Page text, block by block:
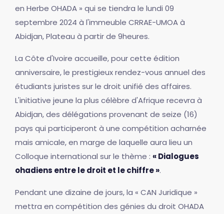
en Herbe OHADA » qui se tiendra le lundi 09
septembre 2024 à l'immeuble CRRAE-UMOA à
Abidjan, Plateau à partir de 9heures.
La Côte d'Ivoire accueille, pour cette édition
anniversaire, le prestigieux rendez-vous annuel des
étudiants juristes sur le droit unifié des affaires.
L'initiative jeune la plus célèbre d'Afrique recevra à
Abidjan, des délégations provenant de seize (16)
pays qui participeront à une compétition acharnée
mais amicale, en marge de laquelle aura lieu un
Colloque international sur le thème : « Dialogues
ohadiens entre le droit et le chiffre ».
Pendant une dizaine de jours, la « CAN Juridique »
mettra en compétition des génies du droit OHADA